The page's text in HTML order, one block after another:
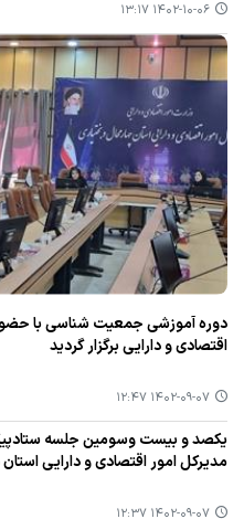
۱۴۰۲-۱۰-۰۶ ۱۳:۱۷
دوره آموزشی جمعیت شناسی با
اقتصادی و دارایی برگزار گردید
۱۴۰۲-۰۹-۰۷ ۱۲:۴۷
یكصد و بیست وسومین جلسه
مدیركل امور اقتصادی و دارایی
۱۴۰۲-۰۹-۰۷ ۱۲:۳۷